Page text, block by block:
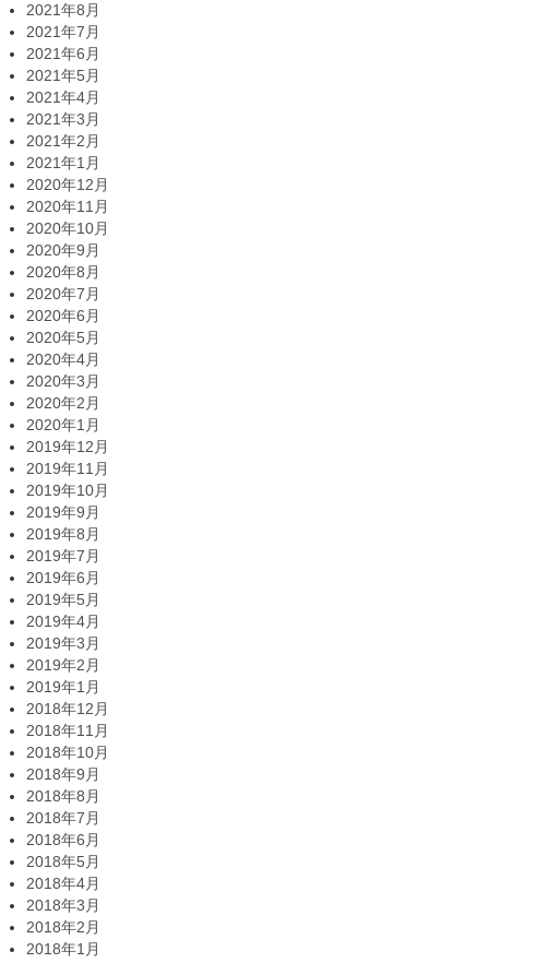
2021年8月
2021年7月
2021年6月
2021年5月
2021年4月
2021年3月
2021年2月
2021年1月
2020年12月
2020年11月
2020年10月
2020年9月
2020年8月
2020年7月
2020年6月
2020年5月
2020年4月
2020年3月
2020年2月
2020年1月
2019年12月
2019年11月
2019年10月
2019年9月
2019年8月
2019年7月
2019年6月
2019年5月
2019年4月
2019年3月
2019年2月
2019年1月
2018年12月
2018年11月
2018年10月
2018年9月
2018年8月
2018年7月
2018年6月
2018年5月
2018年4月
2018年3月
2018年2月
2018年1月